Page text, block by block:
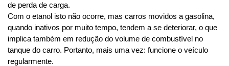
de perda de carga.
Com o etanol isto não ocorre, mas carros movidos a gasolina,
quando inativos por muito tempo, tendem a se deteriorar, o que
implica também em redução do volume de combustível no
tanque do carro. Portanto, mais uma vez: funcione o veículo
regularmente.